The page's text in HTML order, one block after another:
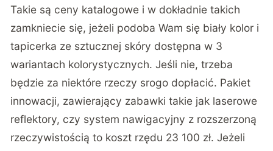
Takie są ceny katalogowe i w dokładnie takich
zamkniecie się, jeżeli podoba Wam się biały kolor i
tapicerka ze sztucznej skóry dostępna w 3
wariantach kolorystycznych. Jeśli nie, trzeba
będzie za niektóre rzeczy srogo dopłacić. Pakiet
innowacji, zawierający zabawki takie jak laserowe
reflektory, czy system nawigacyjny z rozszerzoną
rzeczywistością to koszt rzędu 23 100 zł. Jeżeli